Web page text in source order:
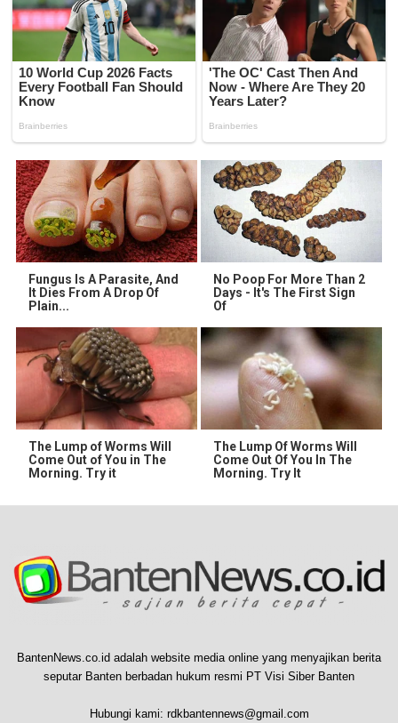
Fungus Is A Parasite, And
It Dies From A Drop Of
Plain...
No Poop For More Than 2
Days - It's The First Sign
Of
The Lump of Worms Will
Come Out of You in The
Morning. Try it
The Lump Of Worms Will
Come Out Of You In The
Morning. Try It
BantenNews.co.id adalah website media online yang menyajikan berita
seputar Banten berbadan hukum resmi PT Visi Siber Banten
Hubungi kami: rdkbantennews@gmail.com